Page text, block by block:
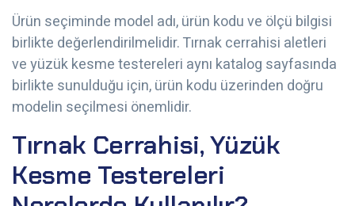
Ürün seçiminde model adı, ürün kodu ve ölçü bilgisi
birlikte değerlendirilmelidir. Tırnak cerrahisi aletleri
ve yüzük kesme testereleri aynı katalog sayfasında
birlikte sunulduğu için, ürün kodu üzerinden doğru
modelin seçilmesi önemlidir.
Tırnak Cerrahisi, Yüzük
Kesme Testereleri